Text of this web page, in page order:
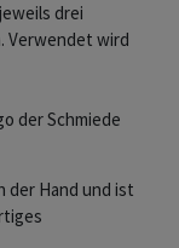
drei
Verwendet wird
der Schmiede
der Hand und ist